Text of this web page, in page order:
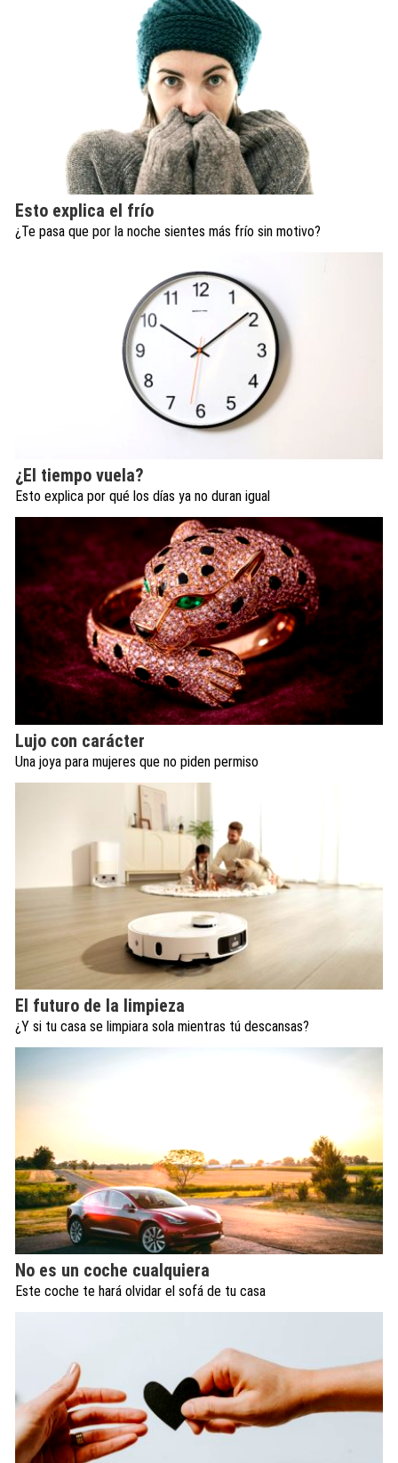
Esto explica el frío
¿Te pasa que por la noche sientes más frío sin motivo?
¿El tiempo vuela?
Esto explica por qué los días ya no duran igual
Lujo con carácter
Una joya para mujeres que no piden permiso
El futuro de la limpieza
¿Y si tu casa se limpiara sola mientras tú descansas?
No es un coche cualquiera
Este coche te hará olvidar el sofá de tu casa